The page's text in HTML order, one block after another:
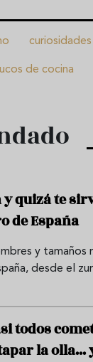
curiosidades
de cocina
y quizá te
de España
y tamaños
desde el
todos
la olla...